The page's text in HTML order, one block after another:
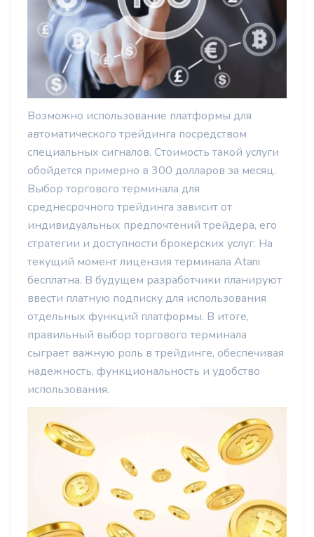
Возможно использование платформы для
автоматического трейдинга посредством
специальных сигналов. Стоимость такой услуги
обойдется примерно в 300 долларов за месяц.
Выбор торгового терминала для
среднесрочного трейдинга зависит от
индивидуальных предпочтений трейдера, его
стратегии и доступности брокерских услуг. На
текущий момент лицензия терминала Atani
бесплатна. В будущем разработчики планируют
ввести платную подписку для использования
отдельных функций платформы. В итоге,
правильный выбор торгового терминала
сыграет важную роль в трейдинге, обеспечивая
надежность, функциональность и удобство
использования.